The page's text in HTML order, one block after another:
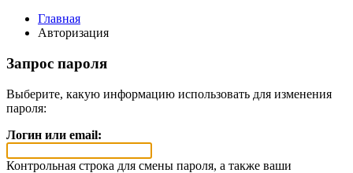
Главная
Авторизация
Запрос пароля
Выберите, какую информацию использовать для изменения
пароля:
Логин или email:
Контрольная строка для смены пароля, а также ваши